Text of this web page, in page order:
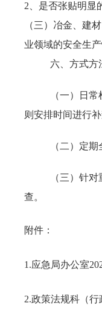
2、是否张贴明显
（三）冶金、建
业领域的安全生
六、方式方
（一）日
则安排时间进行补
（二）定
（三）针
查
附件：
1.应急局办公室
2.政策法规科（